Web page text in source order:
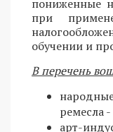
пониженные
при
обучении и
В перечень
ремесла
арт-